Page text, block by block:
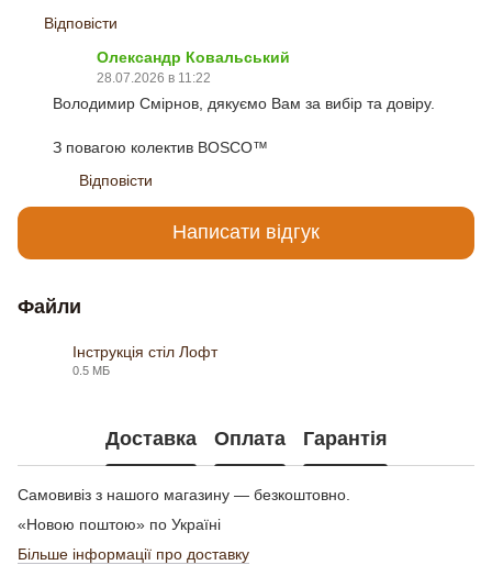
Відповісти
Олександр Ковальський
28.07.2026 в 11:22
Володимир Смірнов, дякуємо Вам за вибір та довіру.
З повагою колектив BOSCO™
Відповісти
Написати відгук
Файли
Інструкція стіл Лофт
0.5 МБ
Доставка Оплата Гарантія
Самовивіз з нашого магазину — безкоштовно.
«Новою поштою» по Україні
Більше інформації про доставку